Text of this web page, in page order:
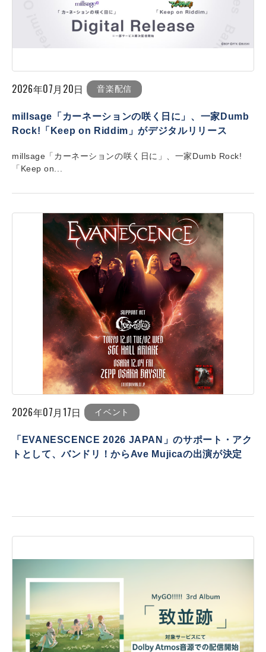
2026年07月20日 音楽配信
millsage「カーネーションの咲く日に」、一家Dumb
Rock!「Keep on Riddim」がデジタルリリース
millsage「カーネーションの咲く日に」、一家Dumb Rock!
「Keep on...
2026年07月17日 イベント
「EVANESCENCE 2026 JAPAN」のサポート・アク
トとして、バンドリ！からAve Mujicaの出演が決定